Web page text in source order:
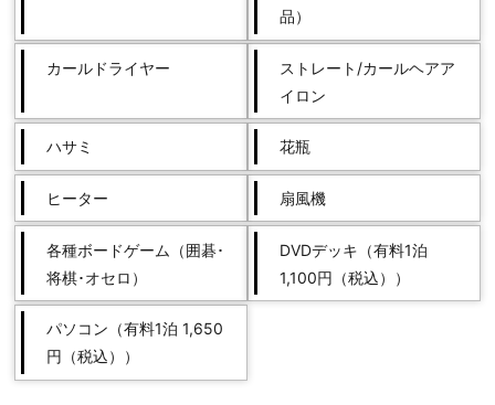
品）
カールドライヤー
ストレート/カールヘアア
イロン
ハサミ 花瓶
ヒーター 扇風機
各種ボードゲーム（囲碁･
将棋･オセロ）
DVDデッキ（有料1泊
1,100円（税込））
パソコン（有料1泊 1,650
円（税込））